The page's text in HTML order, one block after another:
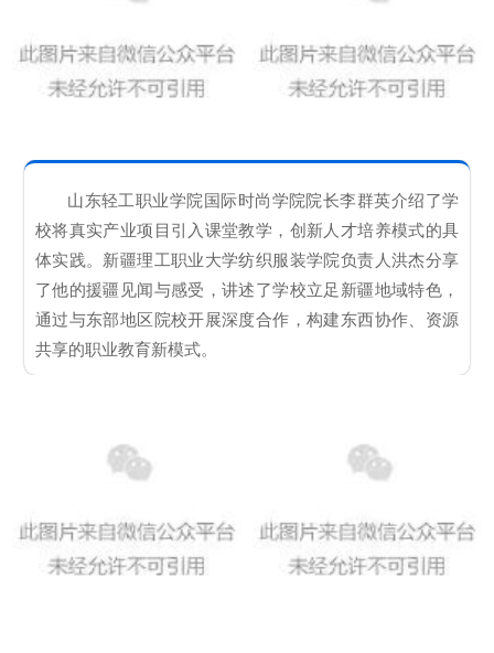
山东轻工职业学院国际时尚学院院长李群英介绍了学
校将真实产业项目引入课堂教学，创新人才培养模式的具
体实践。新疆理工职业大学纺织服装学院负责人洪杰分享
了他的援疆见闻与感受，讲述了学校立足新疆地域特色，
通过与东部地区院校开展深度合作，构建东西协作、资源
共享的职业教育新模式。